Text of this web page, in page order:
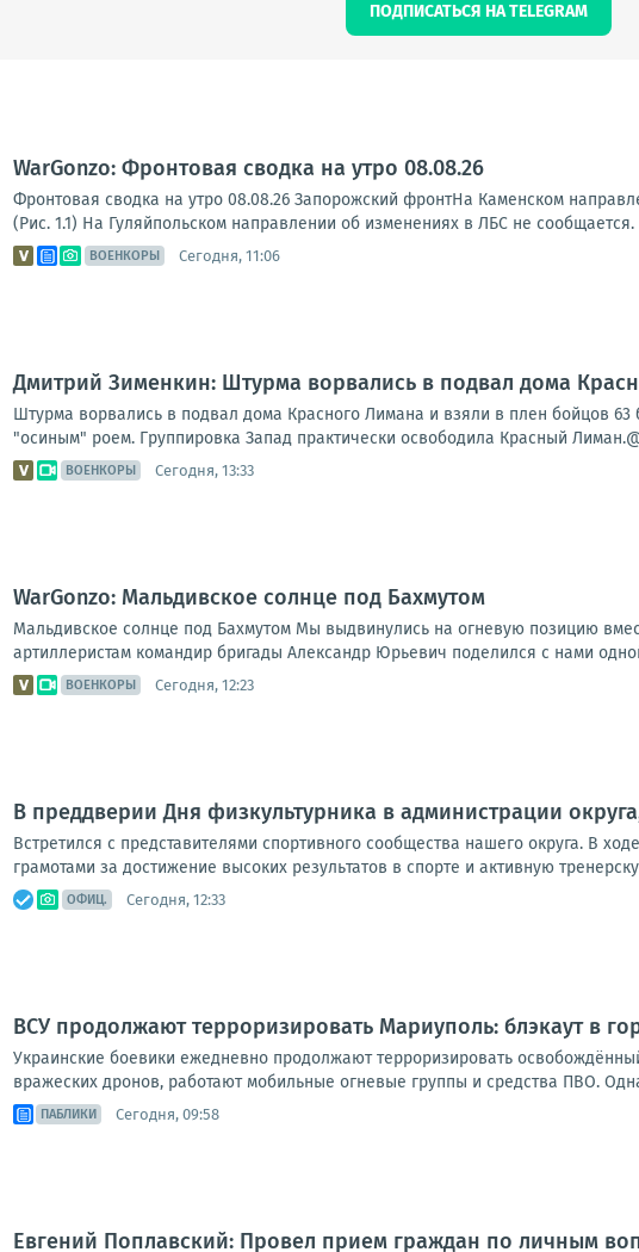
ПОДПИСАТЬСЯ НА TELEGRAM
WarGonzo: Фронтовая сводка на утро 08.08.26
Фронтовая сводка на утро 08.08.26 Запорожский фронтНа Каменском
(Рис. 1.1) На Гуляйпольском направлении об изменениях в ЛБС не
ВОЕНКОРЫ Сегодня, 11:06
Дмитрий Зименкин: Штурма ворвались в подвал дома
Штурма ворвались в подвал дома Красного Лимана и взяли в плен бойцов
"осиным" роем. Группировка Запад практически освободила Красный
ВОЕНКОРЫ Сегодня, 13:33
WarGonzo: Мальдивское солнце под Бахмутом
Мальдивское солнце под Бахмутом Мы выдвинулись на огневую позицию
артиллеристам командир бригады Александр Юрьевич поделился с нами
ВОЕНКОРЫ Сегодня, 12:23
В преддверии Дня физкультурника в администрации
Встретился с представителями спортивного сообщества нашего округа. В
грамотами за достижение высоких результатов в спорте и активную
ОФИЦ. Сегодня, 12:33
ВСУ продолжают терроризировать Мариуполь: блэкаут в
Украинские боевики ежедневно продолжают терроризировать
вражеских дронов, работают мобильные огневые группы и средства ПВО.
ПАБЛИКИ Сегодня, 09:58
Евгений Поплавский: Провел прием граждан по личным